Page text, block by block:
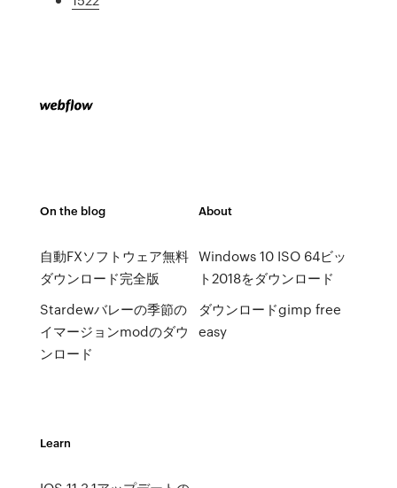
On the blog
自動FXソフトウェア無料
ダウンロード完全版
Stardewバレーの季節の
イマージョンmodのダウ
ンロード
About
Windows 10 ISO 64ビッ
ト2018をダウンロード
ダウンロードgimp free
easy
Learn